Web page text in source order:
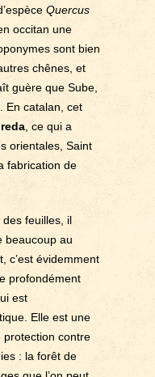
Quercus
occitan une
sont bien
chênes, et
guère que Sube,
En catalan, cet
, ce qui a
orientales, Saint
fabrication de
des feuilles, il
beaucoup au
c’est évidemment
profondément
est
Elle est une
protection contre
: la forêt de